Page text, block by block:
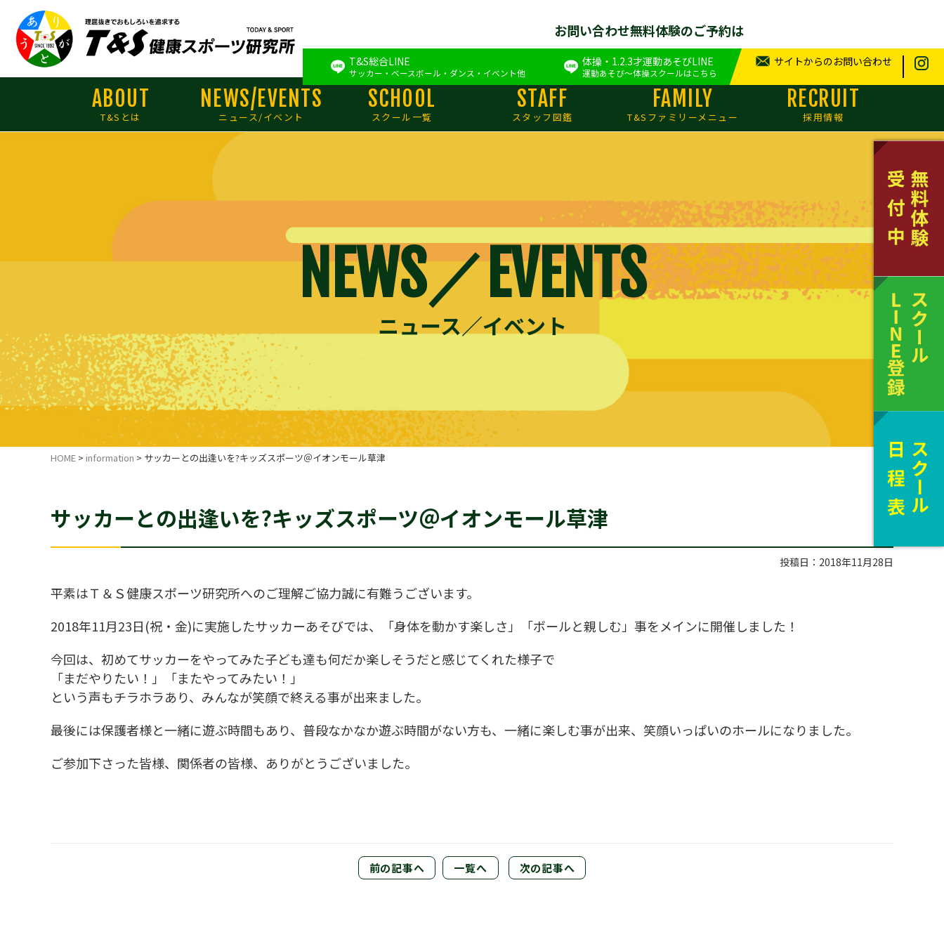
ABOUT
T&Sとは
NEWS/EVENTS
ニュース/イベント
SCHOOL
スクール一覧
STAFF
スタッフ図鑑
FAMILY
T&Sファミリーメニュー
RECRUIT
採用情報
お問い合わせ無料体験のご予約は
T&S総合LINE
サッカー・ベースボール・ダンス・イベント他
体操・1.2.3才運動あそびLINE
運動あそび～体操スクールはこちら
サイトからのお問い合わせ
NEWS／EVENTS
ニュース／イベント
HOME > information > サッカーとの出逢いを?キッズスポーツ＠イオンモール草津
サッカーとの出逢いを?キッズスポーツ＠イオンモール草津
投稿日：2018年11月28日
平素はＴ＆Ｓ健康スポーツ研究所へのご理解ご協力誠に有難うございます。
2018年11月23日(祝・金)に実施したサッカーあそびでは、「身体を動かす楽しさ」「ボールと親しむ」事をメインに開催しました！
今回は、初めてサッカーをやってみた子ども達も何だか楽しそうだと感じてくれた様子で
「まだやりたい！」「またやってみたい！」
という声もチラホラあり、みんなが笑顔で終える事が出来ました。
最後には保護者様と一緒に遊ぶ時間もあり、普段なかなか遊ぶ時間がない方も、一緒に楽しむ事が出来、笑顔いっぱいのホールになりました。
ご参加下さった皆様、関係者の皆様、ありがとうございました。
前の記事へ 一覧へ 次の記事へ